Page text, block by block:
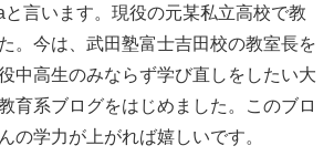
と言います。現役の元某私立高校で教
。今は、武田塾富士吉田校の教室長を
中高生のみならず学び直しをしたい大
育系ブログをはじめました。このブロ
の学力が上がれば嬉しいです。